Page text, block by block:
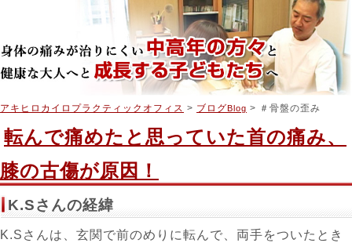
アキヒロカイロプラクティックオフィス > ブログ Blog > ＃骨盤の歪み
転んで痛めたと思っていた首の痛み、
膝の古傷が原因！
K.Sさんの経緯
K.Sさんは、玄関で前のめりに転んで、両手をついたとき